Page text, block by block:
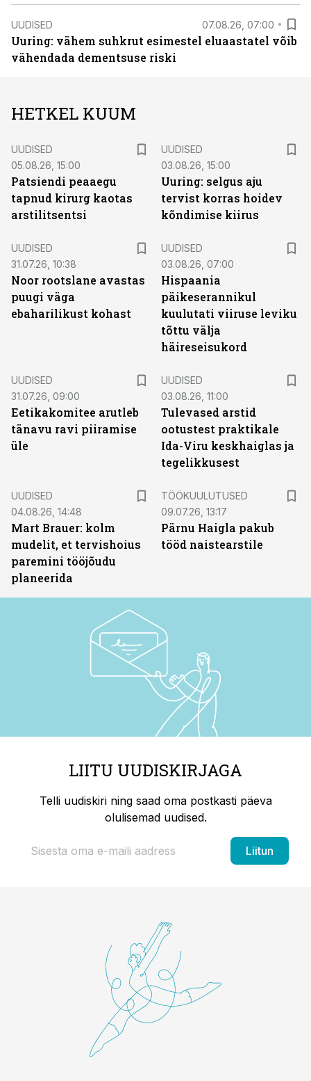
UUDISED 07.08.26, 07:00
Uuring: vähem suhkrut esimestel eluaastatel võib
vähendada dementsuse riski
HETKEL KUUM
UUDISED
05.08.26, 15:00
Patsiendi peaaegu
tapnud kirurg kaotas
arstilitsentsi
UUDISED
03.08.26, 15:00
Uuring: selgus aju
tervist korras hoidev
kõndimise kiirus
UUDISED
31.07.26, 10:38
Noor rootslane avastas
puugi väga
ebaharilikust kohast
UUDISED
03.08.26, 07:00
Hispaania
päikeserannikul
kuulutati viiruse leviku
tõttu välja
häireseisukord
UUDISED
31.07.26, 09:00
Eetikakomitee arutleb
tänavu ravi piiramise
üle
UUDISED
03.08.26, 11:00
Tulevased arstid
ootustest praktikale
Ida-Viru keskhaiglas ja
tegelikkusest
UUDISED
04.08.26, 14:48
Mart Brauer: kolm
mudelit, et tervishoius
paremini tööjõudu
planeerida
TÖÖKUULUTUSED
09.07.26, 13:17
Pärnu Haigla pakub
tööd naistearstile
LIITU UUDISKIRJAGA
Telli uudiskiri ning saad oma postkasti päeva
olulisemad uudised.
Liitun